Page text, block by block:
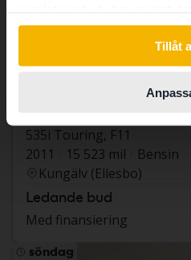
Tillåt
535i Touring, F11
2011
15 523 mil
Bensin
Kungälv (Ellesbo)
Ledande bud
Med finansiering
söndag
Switch to...